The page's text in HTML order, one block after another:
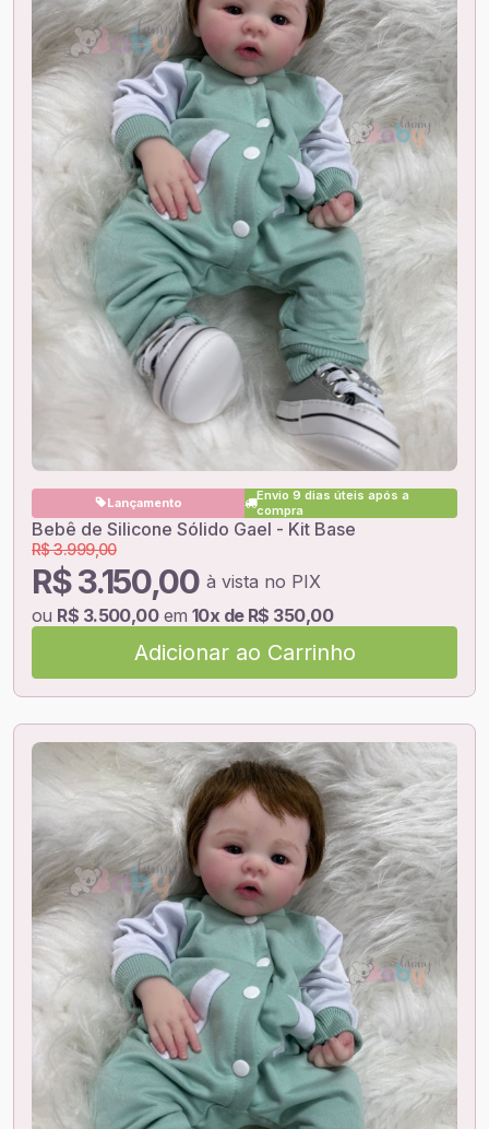
Lançamento
Envio 9 dias úteis após a
compra
Bebê de Silicone Sólido Gael - Kit Base
R$ 3.150,00 à vista no PIX
R$ 3.999,00
ou R$ 3.500,00em 10x de R$ 350,00
Adicionar ao Carrinho